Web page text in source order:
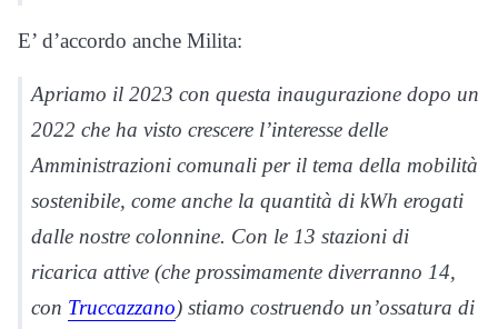
E’ d’accordo anche Milita:
Apriamo il 2023 con questa inaugurazione dopo un
2022 che ha visto crescere l’interesse delle
Amministrazioni comunali per il tema della mobilità
sostenibile, come anche la quantità di kWh erogati
dalle nostre colonnine. Con le 13 stazioni di
ricarica attive (che prossimamente diverranno 14,
con Truccazzano) stiamo costruendo un’ossatura di